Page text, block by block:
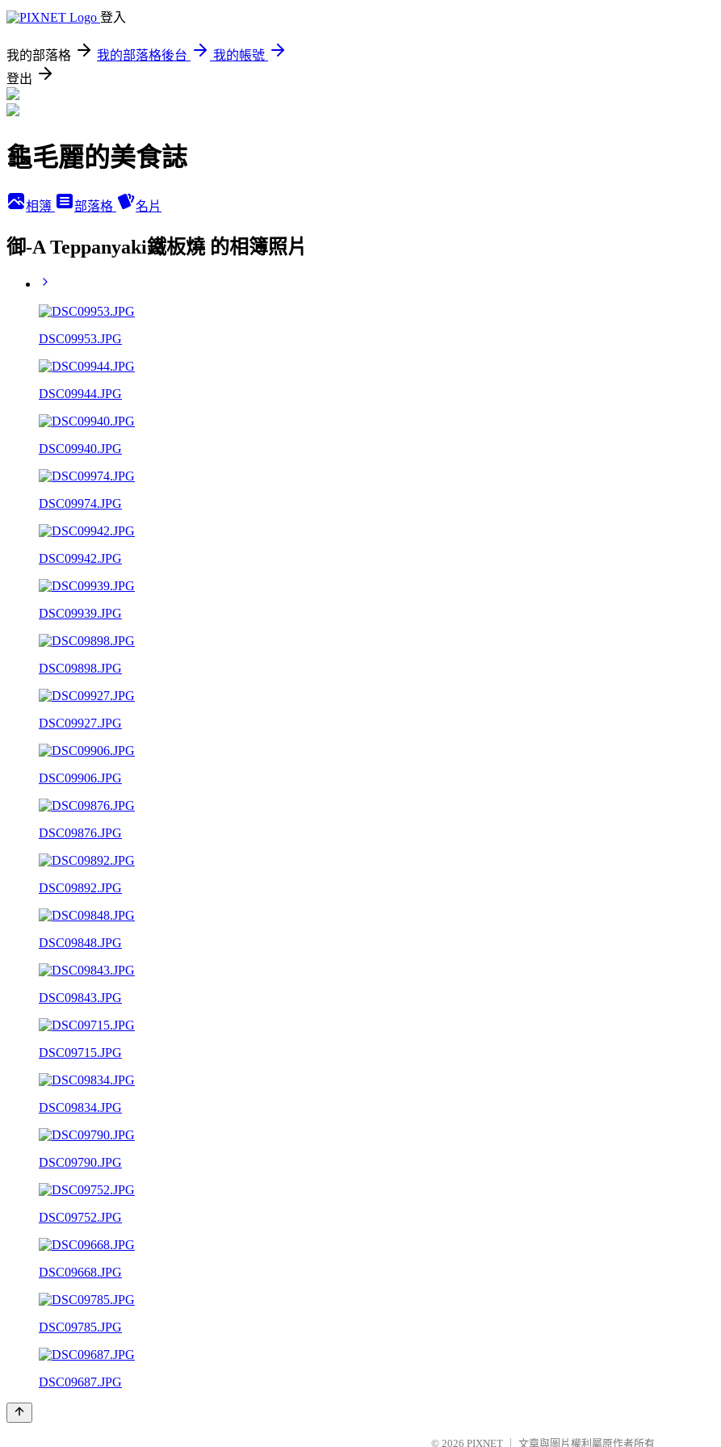
登入
我的部落格 我的部落格後台
我的帳號
登出
龜毛麗的美食誌
相簿 部落格 名片
御-A Teppanyaki鐵板燒 的相簿照片
DSC09953.JPG
DSC09944.JPG
DSC09940.JPG
DSC09974.JPG
DSC09942.JPG
DSC09939.JPG
DSC09898.JPG
DSC09927.JPG
DSC09906.JPG
DSC09876.JPG
DSC09892.JPG
DSC09848.JPG
DSC09843.JPG
DSC09715.JPG
DSC09834.JPG
DSC09790.JPG
DSC09752.JPG
DSC09668.JPG
DSC09785.JPG
DSC09687.JPG
© 2026 PIXNET 文章與圖片權利屬原作者所有